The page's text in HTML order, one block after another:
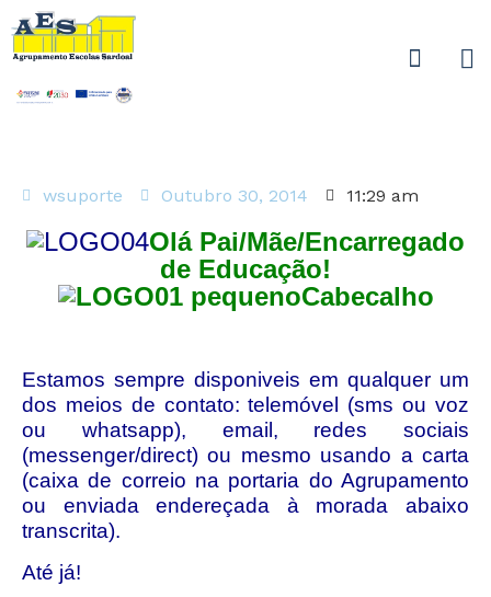
wsuporte Outubro 30, 2014 11:29 am
Olá Pai/Mãe/Encarregado
de Educação!
Estamos sempre disponiveis em qualquer um
dos meios de contato: telemóvel (sms ou voz
ou whatsapp), email, redes sociais
(messenger/direct) ou mesmo usando a carta
(caixa de correio na portaria do Agrupamento
ou enviada endereçada à morada abaixo
transcrita).
Até já!